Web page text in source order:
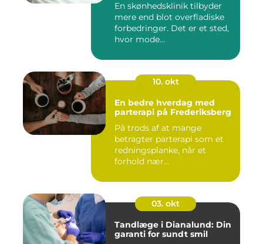
En skønhedsklinik tilbyder
mere end blot overfladiske
forbedringer. Det er et sted,
hvor mode...
10. okt
En bedre hverdag med
parterapi på Frederiksberg
På trods af at mange
betragter parterapi som et
redningsplanke, når et
forhold nær...
03. okt
Tandlæge i Dianalund: Din
garanti for sundt smil